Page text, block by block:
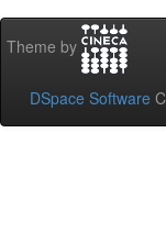
Theme by
DSpace Software